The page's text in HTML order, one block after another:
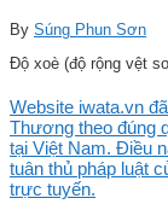
By Súng Phun Sơn
Độ xoè (độ rộng vệt
Website iwata.vn
Thương theo đúng
tại Việt Nam. Điều
tuân thủ pháp luật
trực tuyến.